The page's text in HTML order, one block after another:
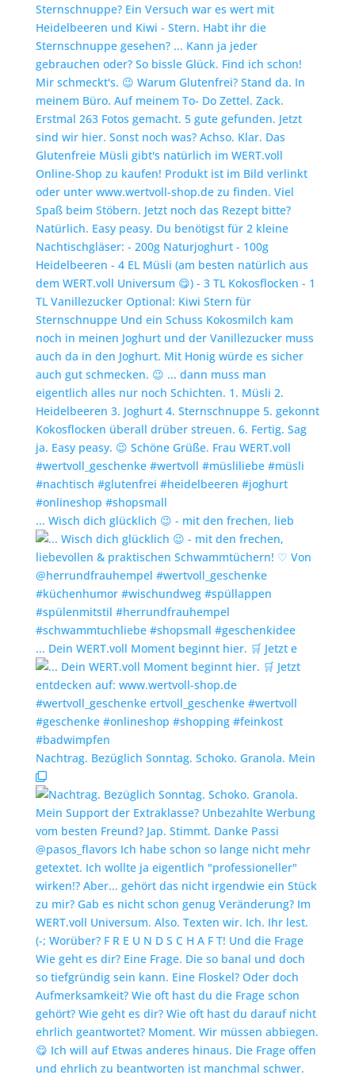
... Wisch dich glücklich 😉 - mit den frechen, lieb
... Dein WERT.voll Moment beginnt hier. 🛒 Jetzt e
Nachtrag. Bezüglich Sonntag. Schoko. Granola. Mein